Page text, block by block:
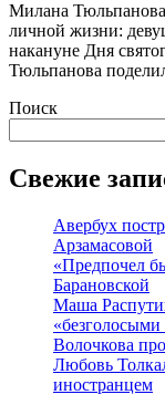
Милана Тюльпанова
личной жизни:
накануне Дня
Тюльпанова
Поиск
Свежие
Авербух
Арзамасовой
«Предпочел
Барановской
Маша
«безголосыми
Волочкова
Любовь
иностранцем